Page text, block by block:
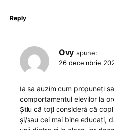
Reply
Ovy spune:
26 decembrie
Ia sa auzim cum propuneți
comportamentul elevilor la
Știu că toți consideră că
și/sau cei mai bine educați,